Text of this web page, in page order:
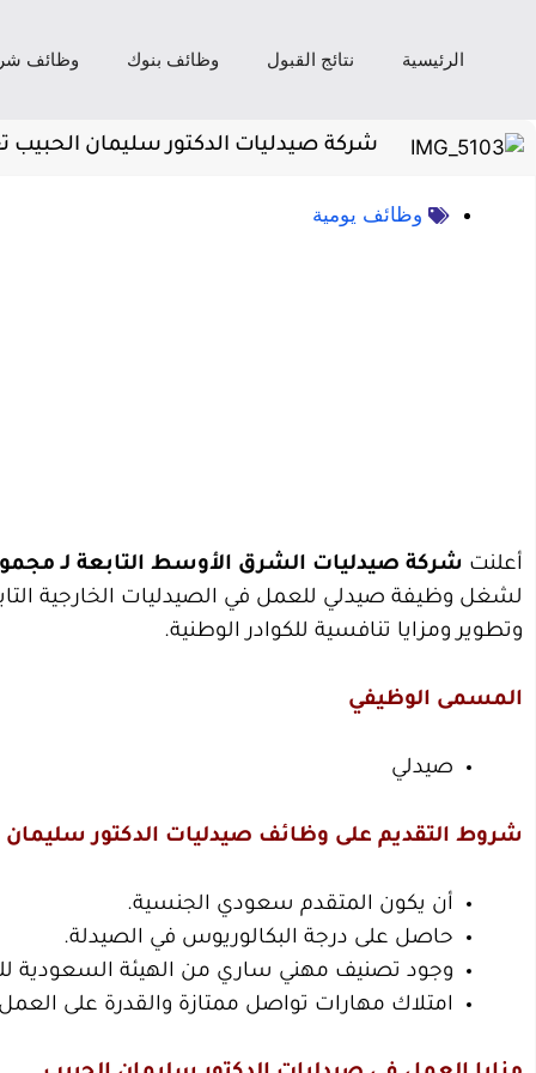
الرئيسية نتائج القبول وظائف بنوك وظائف
شركة صيدليات الدكتور سليمان
وظائف يومية
أعلنت شركة صيدليات الشرق الأوسط التابعة لـ
لشغل وظيفة صيدلي للعمل في الصيدليات الخارجية
وتطوير ومزايا تنافسية للكوادر الوطنية.
المسمى الوظيفي
صيدلي
شروط التقديم على وظائف صيدليات الدكتور سليمان
أن يكون المتقدم سعودي الجنسية.
حاصل على درجة البكالوريوس في الصيدلة.
وجود تصنيف مهني ساري من الهيئة السعودية
امتلاك مهارات تواصل ممتازة والقدرة على